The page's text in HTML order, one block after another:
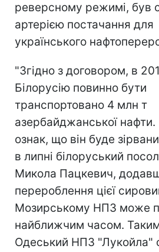
реверсному режимі, був
артерією постачання для
українського
"Згідно з договором, в
Білорусію повинно бути
транспортовано 4 млн т
азербайджанської
ознак, що він буде
в липні білоруський
Микола Пацкевич,
перероблення цієї
Мозирському НПЗ може
найближчим часом.
Одеський НПЗ "Лукойла"